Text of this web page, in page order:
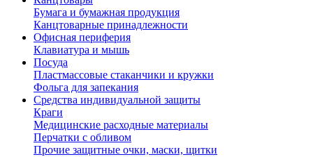
Бумага и бумажная продукция
Канцтоварные принадлежности
Офисная периферия
Клавиатура и мышь
Посуда
Пластмассовые стаканчики и кружки
Фольга для запекания
Средства индивидуальной защиты
Краги
Медицинские расходные материалы
Перчатки с обливом
Прочие защитные очки, маски, щитки